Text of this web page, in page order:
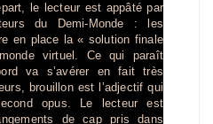
le lecteur est appâté par
du Demi-Monde : les
en place la « solution finale
virtuel. Ce qui paraît
va s’avérer en fait très
brouillon est l’adjectif qui
opus. Le lecteur est
de cap pris dans